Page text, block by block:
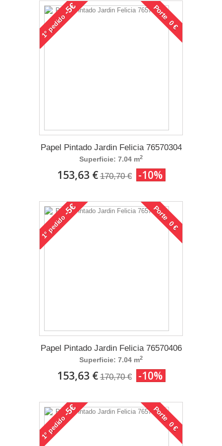
1°
pedido
-5€ Porte 0 €
Papel Pintado Jardin Felicia 76570304
Superficie: 7.04 m2
153,63 € 170,70 € -10%
1°
pedido
-5€ Porte 0 €
Papel Pintado Jardin Felicia 76570406
Superficie: 7.04 m2
153,63 € 170,70 € -10%
1°
pedido
-5€ Porte 0 €